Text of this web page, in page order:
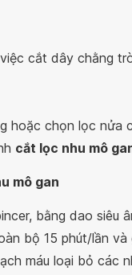
cắt dây chằng
hoặc chọn lọc nửa
cắt lọc nhu mô
mô gan
bằng dao siêu
bộ 15 phút/lần
máu loại bỏ các